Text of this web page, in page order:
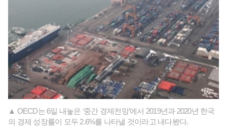
▲ OECD는 6일 내놓은 ‘중간 경제전망’에서 2019년과 2020년 한국
의 경제 성장률이 모두 2.6%를 나타낼 것이라고 내다봤다.